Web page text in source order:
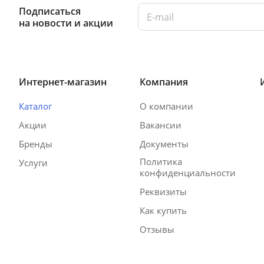
Подписаться
на новости и акции
Интернет-магазин
Каталог
Акции
Бренды
Услуги
Компания
О компании
Вакансии
Документы
Политика
конфиденциальности
Реквизиты
Как купить
Отзывы